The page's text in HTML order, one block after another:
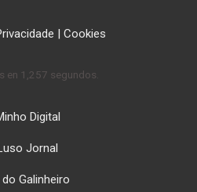
| Cookies
en 1,257 segundos.